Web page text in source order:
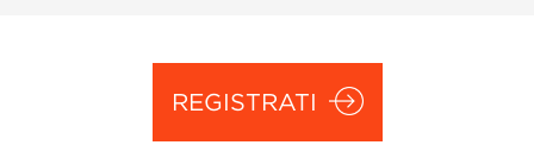
REGISTRATI